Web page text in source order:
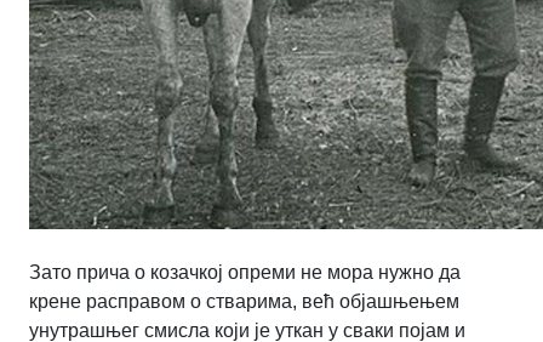
Зато прича о козачкој опреми не мора нужно да
крене расправом о стварима, већ објашњењем
унутрашњег смисла који је уткан у сваки појам и